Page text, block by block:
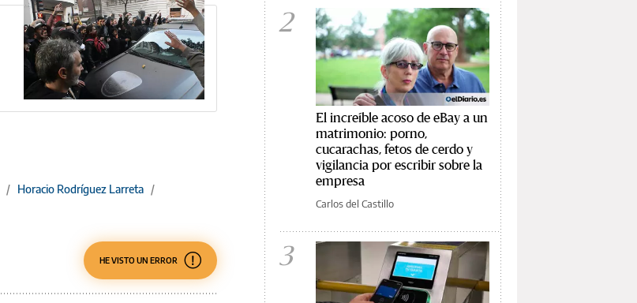
/ Horacio Rodríguez Larreta /
HE VISTO UN ERROR
2
El increíble acoso de eBay a un
matrimonio: porno,
cucarachas, fetos de cerdo y
vigilancia por escribir sobre la
empresa
Carlos del Castillo
3